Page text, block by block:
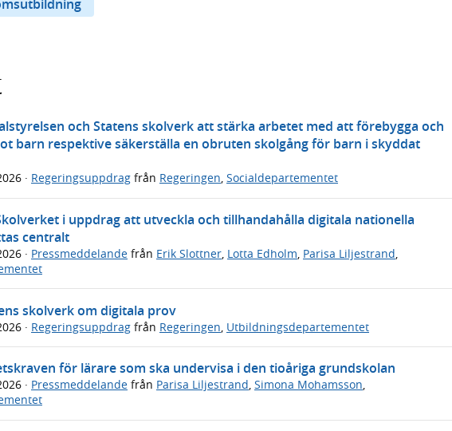
och Statens skolverk att stärka arbetet med att förebygga och
barn respektive säkerställa en obruten skolgång för barn i skyddat
· Regeringsuppdrag från Regeringen, Socialdepartementet
i uppdrag att utveckla och tillhandahålla digitala nationella
centralt
· Pressmeddelande från Erik Slottner, Lotta Edholm, Parisa Liljestrand,
skolverk om digitala prov
· Regeringsuppdrag från Regeringen Utbildningsdepartementet
för lärare som ska undervisa i den tioåriga grundskolan
· Pressmeddelande från Parisa Liljestrand, Simona Mohamsson,